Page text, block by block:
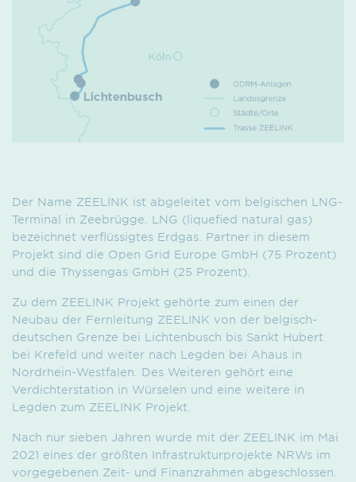
Der Name ZEELINK ist abgeleitet vom belgischen LNG-
Terminal in Zeebrügge. LNG (liquefied natural gas)
bezeichnet verflüssigtes Erdgas. Partner in diesem
Projekt sind die Open Grid Europe GmbH (75 Prozent)
und die Thyssengas GmbH (25 Prozent).
Zu dem ZEELINK Projekt gehörte zum einen der
Neubau der Fernleitung ZEELINK von der belgisch-
deutschen Grenze bei Lichtenbusch bis Sankt Hubert
bei Krefeld und weiter nach Legden bei Ahaus in
Nordrhein-Westfalen. Des Weiteren gehört eine
Verdichterstation in Würselen und eine weitere in
Legden zum ZEELINK Projekt.
Nach nur sieben Jahren wurde mit der ZEELINK im Mai
2021 eines der größten Infrastrukturprojekte NRWs im
vorgegebenen Zeit- und Finanzrahmen abgeschlossen.